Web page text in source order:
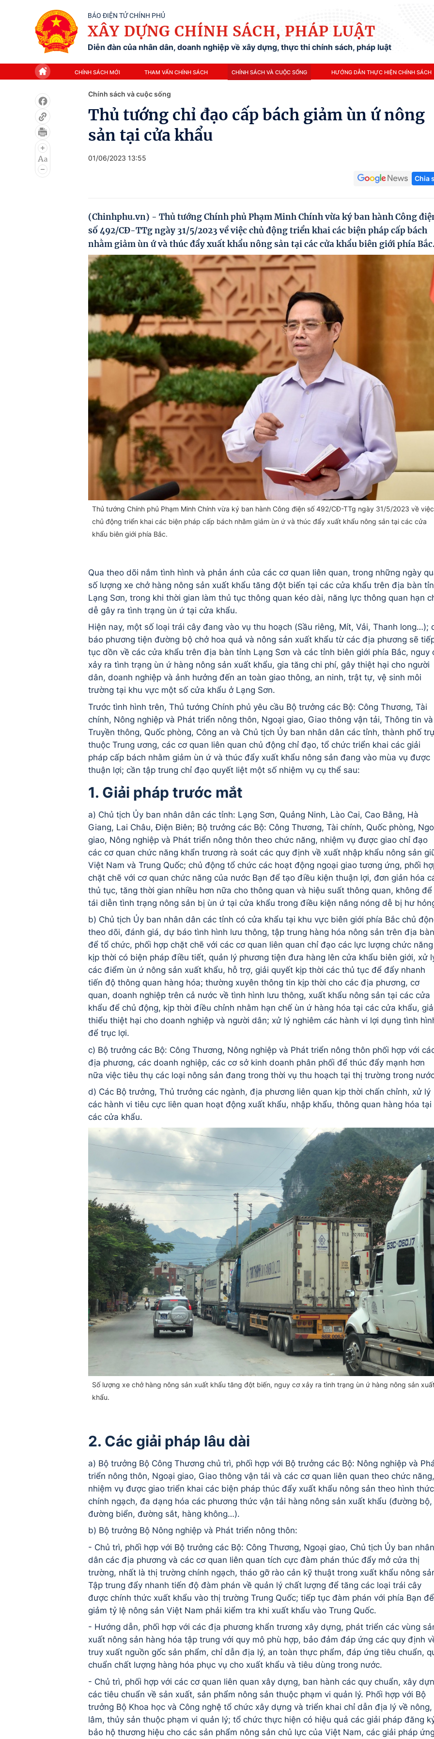
BÁO ĐIỆN TỬ CHÍNH PHỦ
XÂY DỰNG CHÍNH SÁCH, PHÁP LUẬT
Diễn đàn của nhân dân, doanh nghiệp về xây dựng, thực thi chính sách, pháp luật
CHÍNH SÁCH MỚI THAM VẤN CHÍNH SÁCH CHÍNH SÁCH VÀ CUỘC SỐNG HƯỚNG DẪN THỰC HIỆN CHÍNH SÁCH
Chính sách và cuộc sống
Thủ tướng chỉ đạo cấp bách giảm ùn ứ nông
sản tại cửa khẩu
01/06/2023 13:55
Chia
(Chinhphu.vn) - Thủ tướng Chính phủ Phạm Minh Chính vừa ký ban hành Công
số 492/CĐ-TTg ngày 31/5/2023 về việc chủ động triển khai các biện pháp cấp bách
nhằm giảm ùn ứ và thúc đẩy xuất khẩu nông sản tại các cửa khẩu biên giới phía Bắc.
Thủ tướng Chính phủ Phạm Minh Chính vừa ký ban hành Công điện số 492/CĐ-TTg ngày 31/5/2023 về việc
chủ động triển khai các biện pháp cấp bách nhằm giảm ùn ứ và thúc đẩy xuất khẩu nông sản tại các cửa
khẩu biên giới phía Bắc.
Qua theo dõi nắm tình hình và phản ánh của các cơ quan liên quan, trong những ngày
số lượng xe chở hàng nông sản xuất khẩu tăng đột biến tại các cửa khẩu trên địa bàn
Lạng Sơn, trong khi thời gian làm thủ tục thông quan kéo dài, năng lực thông quan hạn
dễ gây ra tình trạng ùn ứ tại cửa khẩu.
Hiện nay, một số loại trái cây đang vào vụ thu hoạch (Sầu riêng, Mít, Vải, Thanh long…);
báo phương tiện đường bộ chở hoa quả và nông sản xuất khẩu từ các địa phương sẽ
tục dồn về các cửa khẩu trên địa bàn tỉnh Lạng Sơn và các tỉnh biên giới phía Bắc, nguy
xảy ra tình trạng ùn ứ hàng nông sản xuất khẩu, gia tăng chi phí, gây thiệt hại cho người
dân, doanh nghiệp và ảnh hưởng đến an toàn giao thông, an ninh, trật tự, vệ sinh môi
trường tại khu vực một số cửa khẩu ở Lạng Sơn.
Trước tình hình trên, Thủ tướng Chính phủ yêu cầu Bộ trưởng các Bộ: Công Thương, Tài
chính, Nông nghiệp và Phát triển nông thôn, Ngoại giao, Giao thông vận tải, Thông tin và
Truyền thông, Quốc phòng, Công an và Chủ tịch Ủy ban nhân dân các tỉnh, thành phố
thuộc Trung ương, các cơ quan liên quan chủ động chỉ đạo, tổ chức triển khai các giải
pháp cấp bách nhằm giảm ùn ứ và thúc đẩy xuất khẩu nông sản đang vào mùa vụ được
thuận lợi; cần tập trung chỉ đạo quyết liệt một số nhiệm vụ cụ thể sau:
1. Giải pháp trước mắt
a) Chủ tịch Ủy ban nhân dân các tỉnh: Lạng Sơn, Quảng Ninh, Lào Cai, Cao Bằng, Hà
Giang, Lai Châu, Điện Biên; Bộ trưởng các Bộ: Công Thương, Tài chính, Quốc phòng,
giao, Nông nghiệp và Phát triển nông thôn theo chức năng, nhiệm vụ được giao chỉ đạo
các cơ quan chức năng khẩn trương rà soát các quy định về xuất nhập khẩu nông sản
Việt Nam và Trung Quốc; chủ động tổ chức các hoạt động ngoại giao tương ứng, phối
chặt chẽ với cơ quan chức năng của nước Bạn để tạo điều kiện thuận lợi, đơn giản hóa
thủ tục, tăng thời gian nhiều hơn nữa cho thông quan và hiệu suất thông quan, không để
tái diễn tình trạng nông sản bị ùn ứ tại cửa khẩu trong điều kiện nắng nóng dễ bị hư
b) Chủ tịch Ủy ban nhân dân các tỉnh có cửa khẩu tại khu vực biên giới phía Bắc chủ
theo dõi, đánh giá, dự báo tình hình lưu thông, tập trung hàng hóa nông sản trên địa bàn
để tổ chức, phối hợp chặt chẽ với các cơ quan liên quan chỉ đạo các lực lượng chức năng
kịp thời có biện pháp điều tiết, quản lý phương tiện đưa hàng lên cửa khẩu biên giới, xử
các điểm ùn ứ nông sản xuất khẩu, hỗ trợ, giải quyết kịp thời các thủ tục để đẩy nhanh
tiến độ thông quan hàng hóa; thường xuyên thông tin kịp thời cho các địa phương, cơ
quan, doanh nghiệp trên cả nước về tình hình lưu thông, xuất khẩu nông sản tại các cửa
khẩu để chủ động, kịp thời điều chỉnh nhằm hạn chế ùn ứ hàng hóa tại các cửa khẩu,
thiểu thiệt hại cho doanh nghiệp và người dân; xử lý nghiêm các hành vi lợi dụng tình
để trục lợi.
c) Bộ trưởng các Bộ: Công Thương, Nông nghiệp và Phát triển nông thôn phối hợp với
địa phương, các doanh nghiệp, các cơ sở kinh doanh phân phối để thúc đẩy mạnh hơn
nữa việc tiêu thụ các loại nông sản đang trong thời vụ thu hoạch tại thị trường trong
d) Các Bộ trưởng, Thủ trưởng các ngành, địa phương liên quan kịp thời chấn chỉnh, xử lý
các hành vi tiêu cực liên quan hoạt động xuất khẩu, nhập khẩu, thông quan hàng hóa tại
các cửa khẩu.
Số lượng xe chở hàng nông sản xuất khẩu tăng đột biến, nguy cơ xảy ra tình trạng ùn ứ hàng nông sản
khẩu.
2. Các giải pháp lâu dài
a) Bộ trưởng Bộ Công Thương chủ trì, phối hợp với Bộ trưởng các Bộ: Nông nghiệp và
triển nông thôn, Ngoại giao, Giao thông vận tải và các cơ quan liên quan theo chức năng,
nhiệm vụ được giao triển khai các biện pháp thúc đẩy xuất khẩu nông sản theo hình thức
chính ngạch, đa dạng hóa các phương thức vận tải hàng nông sản xuất khẩu (đường bộ,
đường biển, đường sắt, hàng không…).
b) Bộ trưởng Bộ Nông nghiệp và Phát triển nông thôn:
- Chủ trì, phối hợp với Bộ trưởng các Bộ: Công Thương, Ngoại giao, Chủ tịch Ủy ban nhân
dân các địa phương và các cơ quan liên quan tích cực đàm phán thúc đẩy mở cửa thị
trường, nhất là thị trường chính ngạch, tháo gỡ rào cản kỹ thuật trong xuất khẩu nông
Tập trung đẩy nhanh tiến độ đàm phán về quản lý chất lượng để tăng các loại trái cây
được chính thức xuất khẩu vào thị trường Trung Quốc; tiếp tục đàm phán với phía Bạn để
giảm tỷ lệ nông sản Việt Nam phải kiểm tra khi xuất khẩu vào Trung Quốc.
- Hướng dẫn, phối hợp với các địa phương khẩn trương xây dựng, phát triển các vùng
xuất nông sản hàng hóa tập trung với quy mô phù hợp, bảo đảm đáp ứng các quy định
truy xuất nguồn gốc sản phẩm, chỉ dẫn địa lý, an toàn thực phẩm, đáp ứng tiêu chuẩn,
chuẩn chất lượng hàng hóa phục vụ cho xuất khẩu và tiêu dùng trong nước.
- Chủ trì, phối hợp với các cơ quan liên quan xây dựng, ban hành các quy chuẩn, xây
các tiêu chuẩn về sản xuất, sản phẩm nông sản thuộc phạm vi quản lý. Phối hợp với Bộ
trưởng Bộ Khoa học và Công nghệ tổ chức xây dựng và triển khai chỉ dẫn địa lý về nông,
lâm, thủy sản thuộc phạm vi quản lý; tổ chức thực hiện có hiệu quả các giải pháp đăng
bảo hộ thương hiệu cho các sản phẩm nông sản chủ lực của Việt Nam, các giải pháp ứng